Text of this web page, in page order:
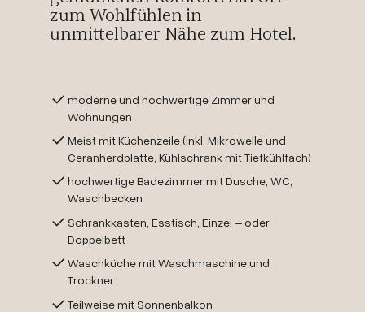
zum Wohlfühlen in
unmittelbarer Nähe zum Hotel.
moderne und hochwertige Zimmer und
Wohnungen
Meist mit Küchenzeile (inkl. Mikrowelle und
Ceranherdplatte, Kühlschrank mit Tiefkühlfach)
hochwertige Badezimmer mit Dusche, WC,
Waschbecken
Schrankkasten, Esstisch, Einzel – oder
Doppelbett
Waschküche mit Waschmaschine und
Trockner
Teilweise mit Sonnenbalkon